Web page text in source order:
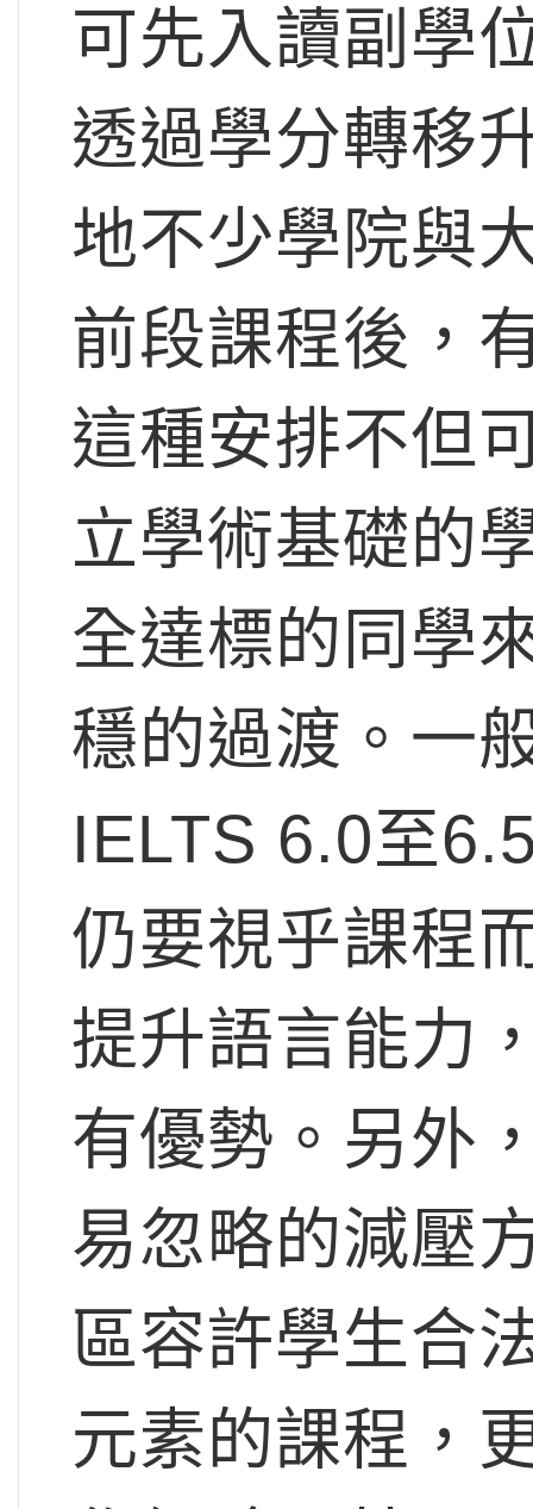
可先入讀副學
透過學分轉移
地不少學院與
前段課程後，
這種安排不但
立學術基礎的
全達標的同學
穩的過渡。一
IELTS 6.0至
仍要視乎課程
提升語言能力
有優勢。另外
易忽略的減壓
區容許學生合
元素的課程，